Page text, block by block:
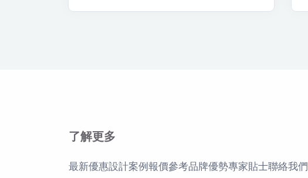
了解更多
最新優惠設計案例 報價參考品牌優勢專家貼士聯絡我們